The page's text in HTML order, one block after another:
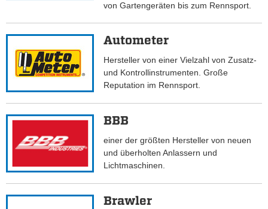
von Gartengeräten bis zum Rennsport.
Autometer
Hersteller von einer Vielzahl von Zusatz-
und Kontrollinstrumenten. Große
Reputation im Rennsport.
BBB
einer der größten Hersteller von neuen
und überholten Anlassern und
Lichtmaschinen.
Brawler